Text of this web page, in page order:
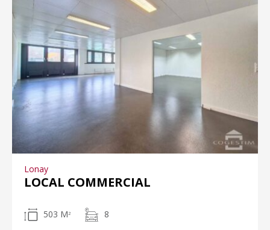
Lonay
LOCAL COMMERCIAL
503 M 2 8